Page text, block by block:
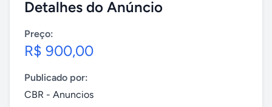
Detalhes do Anúncio
Preço:
R$ 900,00
Publicado por:
CBR - Anuncios